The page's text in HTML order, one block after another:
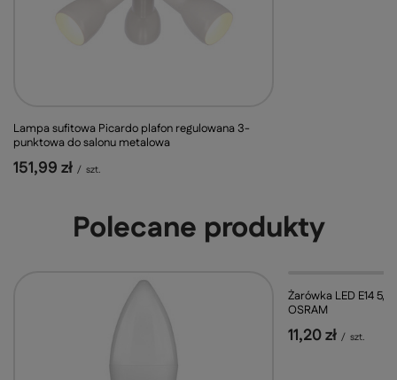
Lampa sufitowa Picardo plafon regulowana 3-
punktowa do salonu metalowa
151,99 zł / szt.
Polecane produkty
Żarówka LED E14
OSRAM
11,20 zł / szt.